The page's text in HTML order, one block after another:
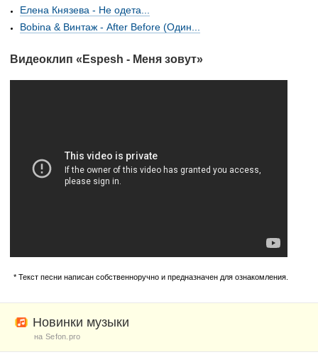
Елена Князева - Не одета...
Bobina & Винтаж - After Before (Один...
Видеоклип «Espesh - Меня зовут»
* Текст песни написан собственноручно и предназначен для ознакомления.
Новинки музыки
на Sefon.pro